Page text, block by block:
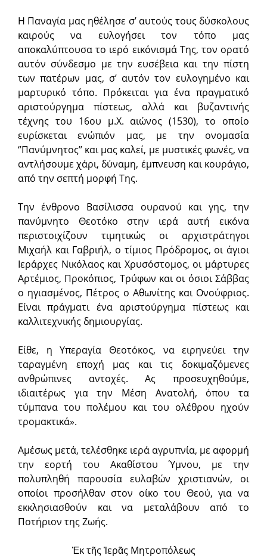
Η Παναγία μας ηθέλησε σ’ αυτούς τους δύσκολους
καιρούς να ευλογήσει τον τόπο μας
αποκαλύπτουσα το ιερό εικόνισμά Της, τον ορατό
αυτόν σύνδεσμο με την ευσέβεια και την πίστη
των πατέρων μας, σ’ αυτόν τον ευλογημένο και
μαρτυρικό τόπο. Πρόκειται για ένα πραγματικό
αριστούργημα πίστεως, αλλά και βυζαντινής
τέχνης του 16ου μ.Χ. αιώνος (1530), το οποίο
ευρίσκεται ενώπιόν μας, με την ονομασία
‘’Πανύμνητος’’ και μας καλεί, με μυστικές φωνές, να
αντλήσουμε χάρι, δύναμη, έμπνευση και κουράγιο,
από την σεπτή μορφή Της.
Την ένθρονο Βασίλισσα ουρανού και γης, την
πανύμνητο Θεοτόκο στην ιερά αυτή εικόνα
περιστοιχίζουν τιμητικώς οι αρχιστράτηγοι
Μιχαήλ και Γαβριήλ, ο τίμιος Πρόδρομος, οι άγιοι
Ιεράρχες Νικόλαος και Χρυσόστομος, οι μάρτυρες
Αρτέμιος, Προκόπιος, Τρύφων και οι όσιοι Σάββας
ο ηγιασμένος, Πέτρος ο Αθωνίτης και Ονούφριος.
Είναι πράγματι ένα αριστούργημα πίστεως και
καλλιτεχνικής δημιουργίας.
Είθε, η Υπεραγία Θεοτόκος, να ειρηνεύει την
ταραγμένη εποχή μας και τις δοκιμαζόμενες
ανθρώπινες αντοχές. Ας προσευχηθούμε,
ιδιαιτέρως για την Μέση Ανατολή, όπου τα
τύμπανα του πολέμου και του ολέθρου ηχούν
τρομακτικά».
Αμέσως μετά, τελέσθηκε ιερά αγρυπνία, με αφορμή
την εορτή του Ακαθίστου Ύμνου, με την
πολυπληθή παρουσία ευλαβών χριστιανών, οι
οποίοι προσήλθαν στον οίκο του Θεού, για να
εκκλησιασθούν και να μεταλάβουν από το
Ποτήριον της Ζωής.
Ἐκ τῆς Ἱερᾶς Μητροπόλεως